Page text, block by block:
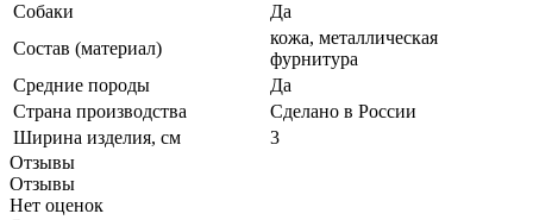
Собаки
Да
Состав (материал)
кожа, металлическая
фурнитура
Средние породы
Да
Страна производства
Сделано в России
Ширина изделия, см
3
Отзывы
Отзывы
Нет оценок